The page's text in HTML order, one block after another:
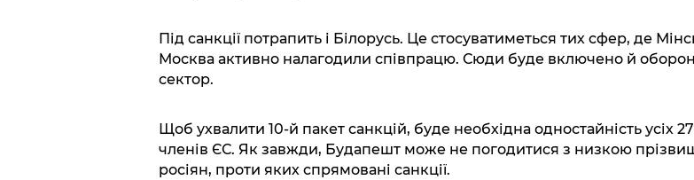
Під санкції потрапить і Білорусь. Це стосуватиметься тих сфер, де
Москва активно налагодили співпрацю. Сюди буде включено й
сектор.
Щоб ухвалити 10-й пакет санкцій, буде необхідна одностайність усіх 27
членів ЄС. Як завжди, Будапешт може не погодитися з низкою
росіян, проти яких спрямовані санкції.